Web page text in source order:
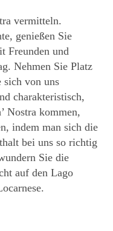
vermitteln.
genießen Sie
Freunden und
Nehmen Sie Platz
sich von uns
charakteristisch,
Nostra kommen,
indem man sich die
bei uns so richtig
Sie die
auf den Lago